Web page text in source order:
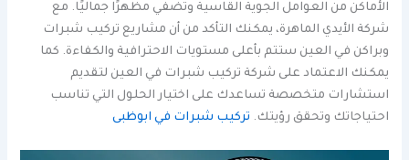
الأماكن من العوامل الجوية القاسية وتضفي مظهرًا جماليًا. مع
شركة الأيدي الماهرة، يمكنك التأكد من أن مشاريع تركيب شبرات
وبراكن في العين ستتم بأعلى مستويات الاحترافية والكفاءة. كما
يمكنك الاعتماد على شركة تركيب شبرات في العين لتقديم
استشارات متخصصة تساعدك على اختيار الحلول التي تناسب
احتياجاتك وتحقق رؤيتك. تركيب شبرات في ابوظبى